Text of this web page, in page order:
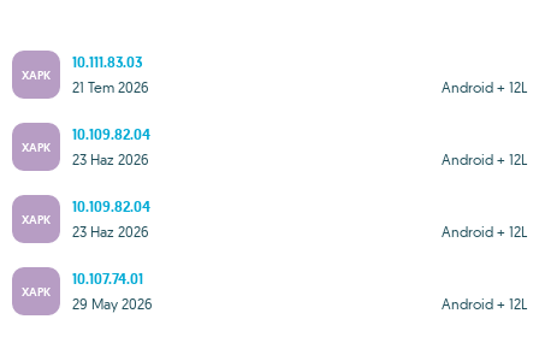
XAPK
10.111.83.03
Android + 12L
21 Tem 2026
XAPK
10.109.82.04
Android + 12L
23 Haz 2026
XAPK
10.109.82.04
Android + 12L
23 Haz 2026
XAPK
10.107.74.01
Android + 12L
29 May 2026